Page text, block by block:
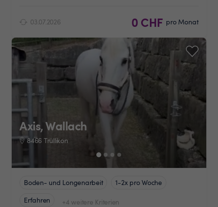
03.07.2026 0 CHF pro Monat
Axis, Wallach
8466 Trüllikon
Boden- und Longenarbeit
1-2x pro Woche
Erfahren
+4 weitere Kriterien